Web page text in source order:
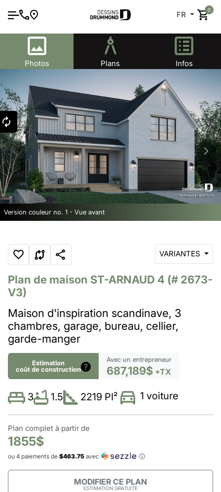
FR
0
Version couleur no. 1 - Vue avant
Photos Plans Infos
VARIANTES
Plan de maison ST-ARNAUD 4 (# 2673-
V3)
Maison d'inspiration scandinave, 3
chambres, garage, bureau, cellier,
garde-manger
Estimation
coût de construction
Avec un entrepreneur
687,189$ +TX
3 1.5 2219 PI² 1 voiture
Plan complet à partir de
1855$
ou 4 paiements de $463.75 avec ⓘ
MODIFIER CE PLAN
ESTIMATION GRATUITE